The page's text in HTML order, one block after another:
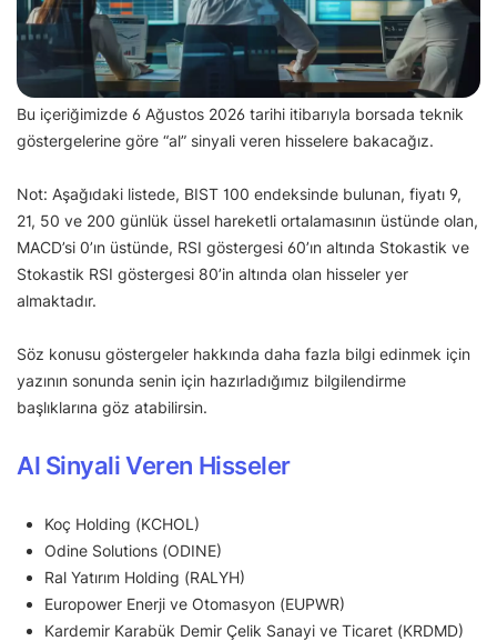
Bu içeriğimizde 6 Ağustos 2026 tarihi itibarıyla borsada teknik
göstergelerine göre “al” sinyali veren hisselere bakacağız.
Not: Aşağıdaki listede, BIST 100 endeksinde bulunan, fiyatı 9,
21, 50 ve 200 günlük üssel hareketli ortalamasının üstünde olan,
MACD’si 0’ın üstünde, RSI göstergesi 60’ın altında Stokastik ve
Stokastik RSI göstergesi 80’in altında olan hisseler yer
almaktadır.
Söz konusu göstergeler hakkında daha fazla bilgi edinmek için
yazının sonunda senin için hazırladığımız bilgilendirme
başlıklarına göz atabilirsin.
Al Sinyali Veren Hisseler
Koç Holding (KCHOL)
Odine Solutions (ODINE)
Ral Yatırım Holding (RALYH)
Europower Enerji ve Otomasyon (EUPWR)
Kardemir Karabük Demir Çelik Sanayi ve Ticaret (KRDMD)